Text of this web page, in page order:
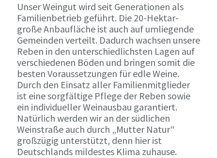
Unser Weingut wird seit Generationen als
Familienbetrieb geführt. Die 20-Hektar-
große Anbaufläche ist auch auf umliegende
Gemeinden verteilt. Dadurch wachsen unsere
Reben in den unterschiedlichsten Lagen auf
verschiedenen Böden und bringen somit die
besten Voraussetzungen für edle Weine.
Durch den Einsatz aller Familienmitglieder
ist eine sorgfältige Pflege der Reben sowie
ein individueller Weinausbau garantiert.
Natürlich werden wir an der südlichen
Weinstraße auch durch „Mutter Natur“
großzügig unterstützt, denn hier ist
Deutschlands mildestes Klima zuhause.